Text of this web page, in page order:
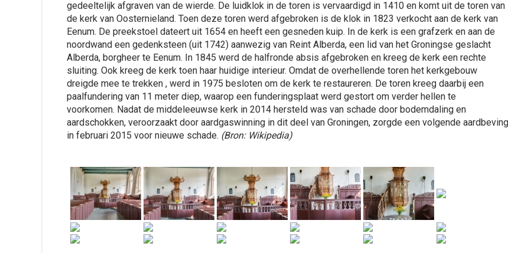
gedeeltelijk afgraven van de wierde. De luidklok in de toren is vervaardigd in 1410 en komt uit de toren van
de kerk van Oosternieland. Toen deze toren werd afgebroken is de klok in 1823 verkocht aan de kerk van
Eenum. De preekstoel dateert uit 1654 en heeft een gesneden kuip. In de kerk is een grafzerk en aan de
noordwand een gedenksteen (uit 1742) aanwezig van Reint Alberda, een lid van het Groningse geslacht
Alberda, borgheer te Eenum. In 1845 werd de halfronde absis afgebroken en kreeg de kerk een rechte
sluiting. Ook kreeg de kerk toen haar huidige interieur. Omdat de overhellende toren het kerkgebouw
dreigde mee te trekken , werd in 1975 besloten om de kerk te restaureren. De toren kreeg daarbij een
paalfundering van 11 meter diep, waarop een funderingsplaat werd gestort om verder hellen te
voorkomen. Nadat de middeleeuwse kerk in 2014 hersteld was van schade door bodemdaling en
aardschokken, veroorzaakt door aardgaswinning in dit deel van Groningen, zorgde een volgende aardbeving
in februari 2015 voor nieuwe schade. (Bron: Wikipedia)